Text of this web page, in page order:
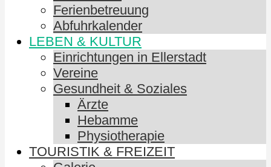
Ferienbetreuung
Abfuhrkalender
LEBEN & KULTUR
Einrichtungen in Ellerstadt
Vereine
Gesundheit & Soziales
Ärzte
Hebamme
Physiotherapie
TOURISTIK & FREIZEIT